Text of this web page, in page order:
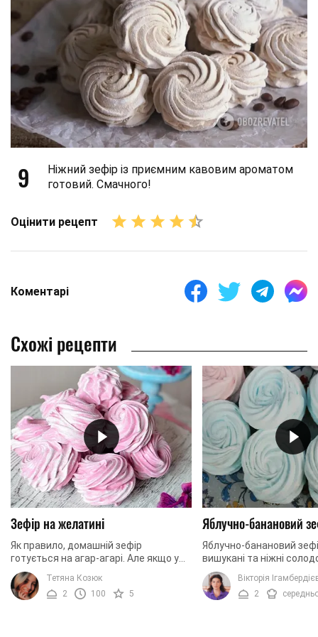
9
Ніжний зефір із приємним кавовим ароматом
готовий. Смачного!
Оцінити рецепт
Коментарі
Схожі рецепти
Зефір на желатині
Як правило, домашній зефір
готується на агар-агарі. Але якщо у
вашому кухонному арсеналі немає
цього загущувача, можна замінити
його желатином. Як ...
Тетяна Козюк
2
100 5
Яблучно-банановий
Яблучно-банановий
вишукані та ніжні
користуються
дорослих, так і у дітей.
зефіру в домашніх ...
Вікторія
2